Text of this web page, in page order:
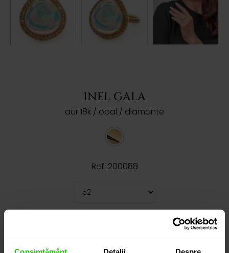
INEL GALA
aur 18k / opal / diamante
Ref: 200088
Cauți o altă mărime? CLICK AICI!